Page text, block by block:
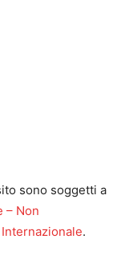
sono soggetti a
– Non
.